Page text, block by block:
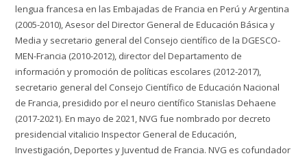
lengua francesa en las Embajadas de Francia en Perú y Argentina
(2005-2010), Asesor del Director General de Educación Básica y
Media y secretario general del Consejo científico de la DGESCO-
MEN-Francia (2010-2012), director del Departamento de
información y promoción de políticas escolares (2012-2017),
secretario general del Consejo Científico de Educación Nacional
de Francia, presidido por el neuro científico Stanislas Dehaene
(2017-2021). En mayo de 2021, NVG fue nombrado por decreto
presidencial vitalicio Inspector General de Educación,
Investigación, Deportes y Juventud de Francia. NVG es cofundador